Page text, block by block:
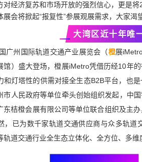
对经济复苏和市场开放的强烈信心，更是
展会将掀起“报复性”参展观展需求，大家渴
大湾区近十年唯
广州国际轨道交通产业展览会（橙展
馆）盛大登场，橙展iMetro凭借历经10年
和灯塔性的供需对接全生态B2B平台，也
市人民政府等单位牵头创始组织发起，中
东桔橙会展有限公司等单位联合组织及主
，已为数千家轨道交通供应商与众多轨
轨道交通行业全生态立体化、全方位、多维